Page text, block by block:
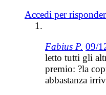
Accedi per
Fabius P. 09/
letto tutti gli
premio: ?la
abbastanza